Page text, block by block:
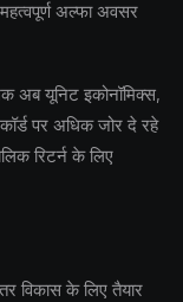
अल्फा अवसर
अब यूनिट इकोनॉमिक्स,
पर अधिक जोर दे रहे
रिटर्न के लिए
विकास के लिए तैयार